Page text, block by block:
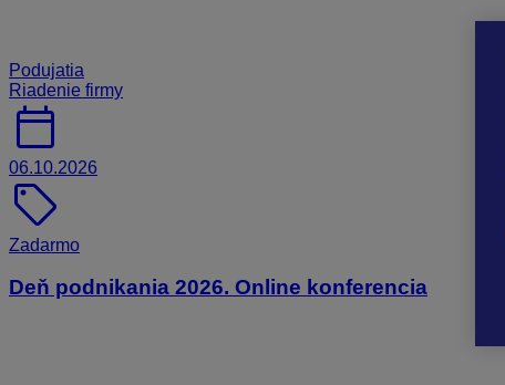
Podujatia
Riadenie firmy
calendar_today
06.10.2026
sell
Zadarmo
Deň podnikania 2026. Online konferencia